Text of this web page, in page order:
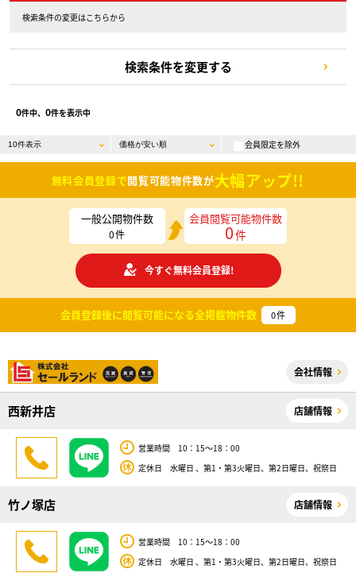
検索条件の変更はこちらから
検索条件を変更する
0件中、 0件を表示中
会員限定を除外
無料会員登録で閲覧可能物件数が大幅アップ!!
一般公開物件数
0件
会員閲覧可能物件数
0件
今すぐ無料会員登録!
会員登録後に閲覧可能になる全掲載物件数 0件
会社情報
西新井店 店舗情報
営業時間 10：15～18：00
定休日 水曜日 、第1・第3火曜日、第2日曜日、祝祭日
竹ノ塚店 店舗情報
営業時間 10：15～18：00
定休日 水曜日 、第1・第3火曜日、第2日曜日、祝祭日